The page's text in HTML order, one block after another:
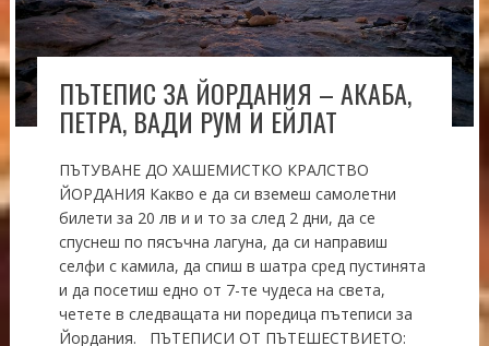
ПЪТЕПИС ЗА ЙОРДАНИЯ – АКАБА,
ПЕТРА, ВАДИ РУМ И ЕЙЛАТ
ПЪТУВАНЕ ДО ХАШЕМИСТКО КРАЛСТВО
ЙОРДАНИЯ Какво е да си вземеш самолетни
билети за 20 лв и и то за след 2 дни, да се
спуснеш по пясъчна лагуна, да си направиш
селфи с камила, да спиш в шатра сред пустинята
и да посетиш едно от 7-те чудеса на света,
четете в следващата ни поредица пътеписи за
Йордания. ПЪТЕПИСИ ОТ ПЪТЕШЕСТВИЕТО: